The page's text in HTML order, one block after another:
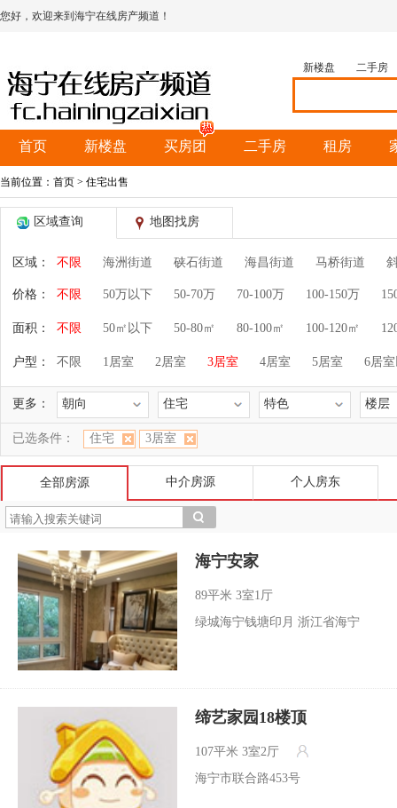
您好，欢迎来到海宁在线房产频道！
新楼盘 二手房
首页 新楼盘 买房团 二手房 租房
当前位置： 首页 > 住宅出售
区域查询 地图找房
区域： 不限 海洲街道 硖石街道 海昌街道 马桥街道
价格： 不限 50万以下 50-70万 70-100万 100-150万
面积： 不限 50㎡以下 50-80㎡ 80-100㎡ 100-120㎡
户型： 不限 1居室 2居室 3居室 4居室 5居室 6居
更多： 朝向 住宅 特色 楼层
已选条件： 住宅 3居室
全部房源 中介房源 个人房东
海宁安家
89平米 3室1厅
绿城海宁钱塘印月 浙江省海宁
缔艺家园18楼顶
107平米 3室2厅
海宁市联合路453号